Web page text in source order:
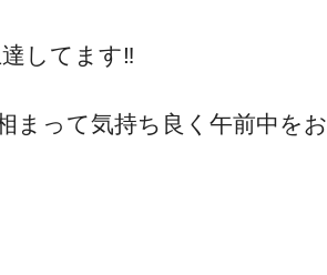
してます‼️
まって気持ち良く午前中をお